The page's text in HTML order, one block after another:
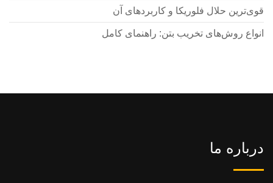
قوی‌ترین حلال فلوریکا و کاربردهای آن
انواع روش‌های تخریب بتن: راهنمای کامل
درباره ما